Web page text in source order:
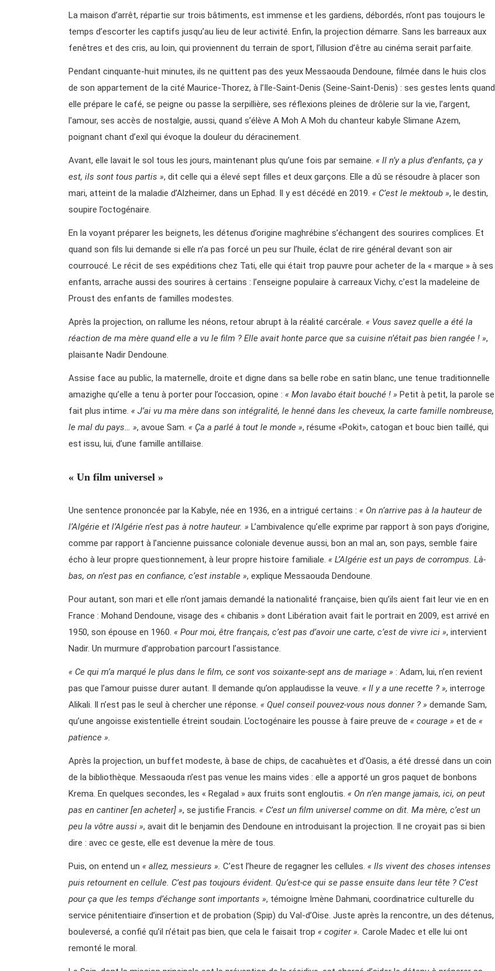
La maison d’arrêt, répartie sur trois bâtiments, est immense et les gardiens, débordés, n’ont pas toujours le
temps d’escorter les captifs jusqu’au lieu de leur activité. Enfin, la projection démarre. Sans les barreaux aux
fenêtres et des cris, au loin, qui proviennent du terrain de sport, l’illusion d’être au cinéma serait parfaite.
Pendant cinquante-huit minutes, ils ne quittent pas des yeux Messaouda Dendoune, filmée dans le huis clos
de son appartement de la cité Maurice-Thorez, à l’Ile-Saint-Denis (Seine-Saint-Denis) : ses gestes lents quand
elle prépare le café, se peigne ou passe la serpillière, ses réflexions pleines de drôlerie sur la vie, l’argent,
l’amour, ses accès de nostalgie, aussi, quand s’élève A Moh A Moh du chanteur kabyle Slimane Azem,
poignant chant d’exil qui évoque la douleur du déracinement.
Avant, elle lavait le sol tous les jours, maintenant plus qu’une fois par semaine. « Il n’y a plus d’enfants, ça y
est, ils sont tous partis », dit celle qui a élevé sept filles et deux garçons. Elle a dû se résoudre à placer son
mari, atteint de la maladie d’Alzheimer, dans un Ephad. Il y est décédé en 2019. « C’est le mektoub », le destin,
soupire l’octogénaire.
En la voyant préparer les beignets, les détenus d’origine maghrébine s’échangent des sourires complices. Et
quand son fils lui demande si elle n’a pas forcé un peu sur l’huile, éclat de rire général devant son air
courroucé. Le récit de ses expéditions chez Tati, elle qui était trop pauvre pour acheter de la « marque » à ses
enfants, arrache aussi des sourires à certains : l’enseigne populaire à carreaux Vichy, c’est la madeleine de
Proust des enfants de familles modestes.
Après la projection, on rallume les néons, retour abrupt à la réalité carcérale. « Vous savez quelle a été la
réaction de ma mère quand elle a vu le film ? Elle avait honte parce que sa cuisine n’était pas bien rangée ! »,
plaisante Nadir Dendoune.
Assise face au public, la maternelle, droite et digne dans sa belle robe en satin blanc, une tenue traditionnelle
amazighe qu’elle a tenu à porter pour l’occasion, opine : « Mon lavabo était bouché ! » Petit à petit, la parole se
fait plus intime. « J’ai vu ma mère dans son intégralité, le henné dans les cheveux, la carte famille nombreuse,
le mal du pays… », avoue Sam. « Ça a parlé à tout le monde », résume «Pokit», catogan et bouc bien taillé, qui
est issu, lui, d’une famille antillaise.
« Un film universel »
Une sentence prononcée par la Kabyle, née en 1936, en a intrigué certains : « On n’arrive pas à la hauteur de
l’Algérie et l’Algérie n’est pas à notre hauteur. » L’ambivalence qu’elle exprime par rapport à son pays d’origine,
comme par rapport à l’ancienne puissance coloniale devenue aussi, bon an mal an, son pays, semble faire
écho à leur propre questionnement, à leur propre histoire familiale. « L’Algérie est un pays de corrompus. Là-
bas, on n’est pas en confiance, c’est instable », explique Messaouda Dendoune.
Pour autant, son mari et elle n’ont jamais demandé la nationalité française, bien qu’ils aient fait leur vie en en
France : Mohand Dendoune, visage des « chibanis » dont Libération avait fait le portrait en 2009, est arrivé en
1950, son épouse en 1960. « Pour moi, être français, c’est pas d’avoir une carte, c’est de vivre ici », intervient
Nadir. Un murmure d’approbation parcourt l’assistance.
« Ce qui m’a marqué le plus dans le film, ce sont vos soixante-sept ans de mariage » : Adam, lui, n’en revient
pas que l’amour puisse durer autant. Il demande qu’on applaudisse la veuve. « Il y a une recette ? », interroge
Alikali. Il n’est pas le seul à chercher une réponse. « Quel conseil pouvez-vous nous donner ? » demande Sam,
qu’une angoisse existentielle étreint soudain. L’octogénaire les pousse à faire preuve de « courage » et de «
patience ».
Après la projection, un buffet modeste, à base de chips, de cacahuètes et d’Oasis, a été dressé dans un coin
de la bibliothèque. Messaouda n’est pas venue les mains vides : elle a apporté un gros paquet de bonbons
Krema. En quelques secondes, les « Regalad » aux fruits sont engloutis. « On n’en mange jamais, ici, on peut
pas en cantiner [en acheter] », se justifie Francis. « C’est un film universel comme on dit. Ma mère, c’est un
peu la vôtre aussi », avait dit le benjamin des Dendoune en introduisant la projection. Il ne croyait pas si bien
dire : avec ce geste, elle est devenue la mère de tous.
Puis, on entend un « allez, messieurs ». C’est l’heure de regagner les cellules. « Ils vivent des choses intenses
puis retournent en cellule. C’est pas toujours évident. Qu’est-ce qui se passe ensuite dans leur tête ? C’est
pour ça que les temps d’échange sont importants », témoigne Imène Dahmani, coordinatrice culturelle du
service pénitentiaire d’insertion et de probation (Spip) du Val-d’Oise. Juste après la rencontre, un des détenus,
bouleversé, a confié qu’il n’était pas bien, que cela le faisait trop « cogiter ». Carole Madec et elle lui ont
remonté le moral.